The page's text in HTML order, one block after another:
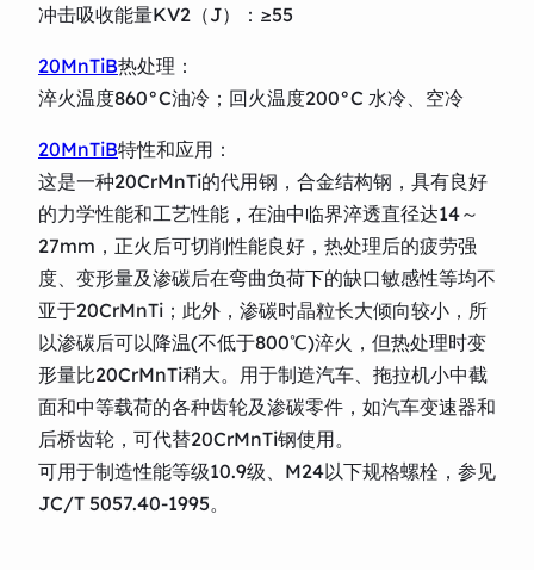
冲击吸收能量KV2（J）：≥55
20MnTiB热处理：
淬火温度860°C油冷；回火温度200°C 水冷、空冷
20MnTiB特性和应用：
这是一种20CrMnTi的代用钢，合金结构钢，具有良好
的力学性能和工艺性能，在油中临界淬透直径达14～
27mm，正火后可切削性能良好，热处理后的疲劳强
度、变形量及渗碳后在弯曲负荷下的缺口敏感性等均不
亚于20CrMnTi；此外，渗碳时晶粒长大倾向较小，所
以渗碳后可以降温(不低于800℃)淬火，但热处理时变
形量比20CrMnTi稍大。用于制造汽车、拖拉机小中截
面和中等载荷的各种齿轮及渗碳零件，如汽车变速器和
后桥齿轮，可代替20CrMnTi钢使用。
可用于制造性能等级10.9级、M24以下规格螺栓，参见
JC/T 5057.40-1995。